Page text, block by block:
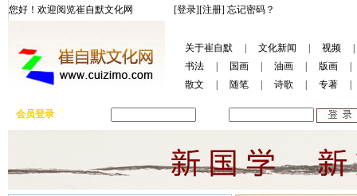
您好！欢迎阅览崔自默文化网 [登录][注册] 忘记密码？
关于崔自默 文化新闻 视频
书法
国画 油画 版画
散文
随笔 诗歌 专著
会员登录